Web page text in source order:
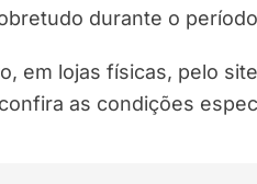
durante o
em lojas físicas, pelo
as condições